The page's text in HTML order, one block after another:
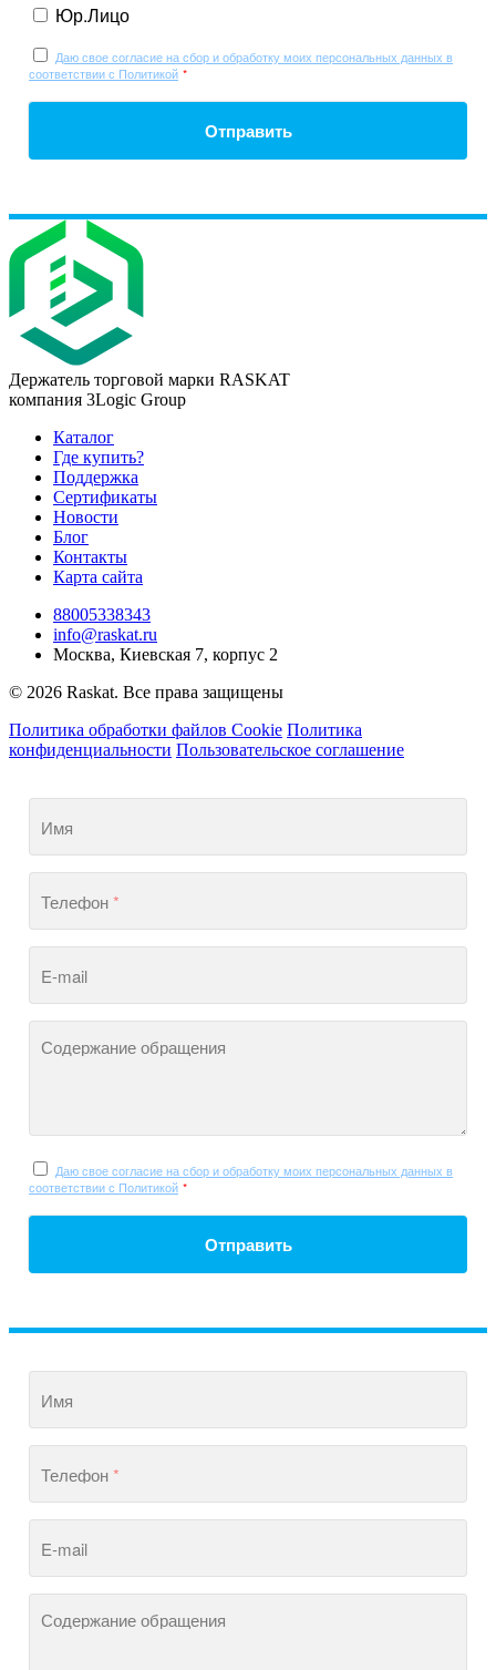
Юр.Лицо
Даю свое согласие на сбор и обработку моих персональных данных в
соответствии с Политикой *
Отправить
Держатель торговой марки RASKAT
компания 3Logic Group
Каталог
Где купить?
Поддержка
Сертификаты
Новости
Блог
Контакты
Карта сайта
88005338343
info@raskat.ru
Москва, Киевская 7, корпус 2
© 2026 Raskat. Все права защищены
Политика обработки файлов Cookie Политика
конфиденциальности Пользовательское соглашение
Имя
Телефон*
E-mail
Содержание обращения
Даю свое согласие на сбор и обработку моих персональных данных в
соответствии с Политикой *
Отправить
Имя
Телефон*
E-mail
Содержание обращения